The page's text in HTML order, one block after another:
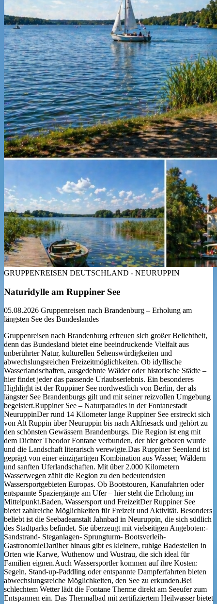
GRUPPENREISEN DEUTSCHLAND - NEURUPPIN
Naturidylle am Ruppiner See
05.08.2026 Gruppenreisen nach Brandenburg – Erholung am
längsten See des Bundeslandes
Gruppenreisen nach Brandenburg erfreuen sich großer Beliebtheit,
denn das Bundesland bietet eine beeindruckende Vielfalt aus
unberührter Natur, kulturellen Sehenswürdigkeiten und
abwechslungsreichen Freizeitmöglichkeiten. Ob idyllische
Wasserlandschaften, ausgedehnte Wälder oder historische Städte –
hier findet jeder das passende Urlaubserlebnis. Ein besonderes
Highlight ist der Ruppiner See nordwestlich von Berlin, der als
längster See Brandenburgs gilt und mit seiner reizvollen Umgebung
begeistert.Ruppiner See – Naturparadies in der Fontanestadt
NeuruppinDer rund 14 Kilometer lange Ruppiner See erstreckt sich
von Alt Ruppin über Neuruppin bis nach Altfriesack und gehört zu
den schönsten Gewässern Brandenburgs. Die Region ist eng mit
dem Dichter Theodor Fontane verbunden, der hier geboren wurde
und die Landschaft literarisch verewigte.Das Ruppiner Seenland ist
geprägt von einer einzigartigen Kombination aus Wasser, Wäldern
und sanften Uferlandschaften. Mit über 2.000 Kilometern
Wasserwegen zählt die Region zu den bedeutendsten
Wassersportgebieten Europas. Ob Bootstouren, Kanufahrten oder
entspannte Spaziergänge am Ufer – hier steht die Erholung im
Mittelpunkt.Baden, Wassersport und FreizeitDer Ruppiner See
bietet zahlreiche Möglichkeiten für Freizeit und Aktivität. Besonders
beliebt ist die Seebadeanstalt Jahnbad in Neuruppin, die sich südlich
des Stadtparks befindet. Sie überzeugt mit vielseitigen Angeboten:-
Sandstrand- Steganlagen- Sprungturm- Bootsverleih-
GastronomieDarüber hinaus gibt es kleinere, ruhige Badestellen in
Orten wie Karwe, Wuthenow und Wustrau, die sich ideal für
Familien eignen.Auch Wassersportler kommen auf ihre Kosten:
Segeln, Stand-up-Paddling oder entspannte Dampferfahrten bieten
abwechslungsreiche Möglichkeiten, den See zu erkunden.Bei
schlechtem Wetter lädt die Fontane Therme direkt am Seeufer zum
Entspannen ein. Das Thermalbad mit zertifiziertem Heilwasser bietet